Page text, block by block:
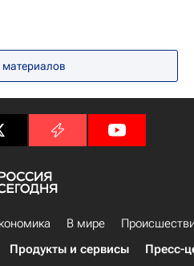
В мире
Продукты и сервисы Пресс-